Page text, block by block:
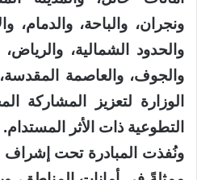
ونجران، والباحة، والدمام،
والحدود الشمالية،
والجوف، والعاصمة
الوزارة لتعزيز المشاركة
التطوعية ذات الأثر المستدام.
ونُفذت المبادرة تحت إشراف